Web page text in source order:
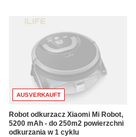
AUSVERKAUFT
Robot odkurzacz Xiaomi Mi Robot,
5200 mAh - do 250m2 powierzchni
odkurzania w 1 cyklu